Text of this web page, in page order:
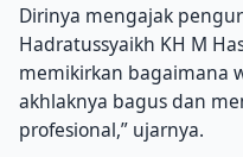
Dirinya mengajak
Hadratussyaikh KH M
memikirkan bagaimana
akhlaknya bagus dan
profesional,” ujarnya.